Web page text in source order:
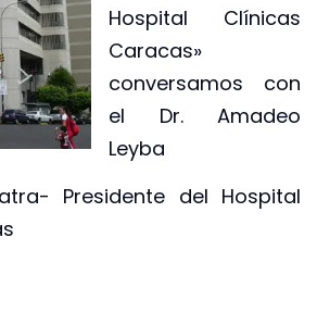
Hospital Clínicas
Caracas»
conversamos con
el Dr. Amadeo
Leyba
Presidente del Hospital